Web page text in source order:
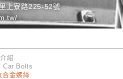
上寮路225-52號
紹
Car Bolts
合金螺絲